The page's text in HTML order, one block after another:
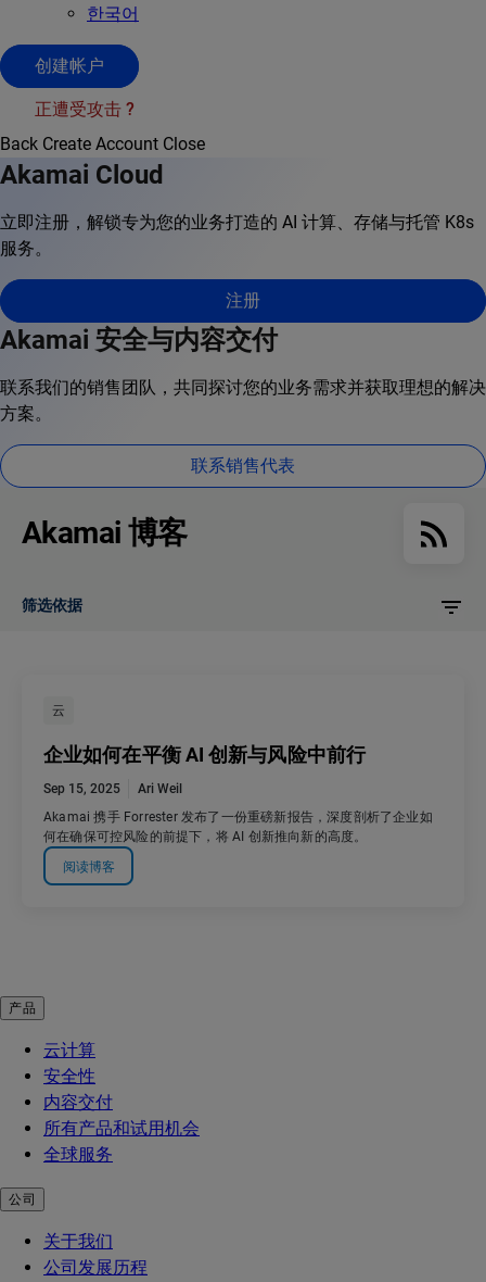
한국어
创建帐户
正遭受攻击 ?
Back Create Account Close
Akamai Cloud
立即注册，解锁专为您的业务打造的 AI 计算、存储与托管 K8s
服务。
注册
Akamai 安全与内容交付
联系我们的销售团队，共同探讨您的业务需求并获取理想的解决
方案。
联系销售代表
Akamai 博客
筛选依据
云
企业如何在平衡 AI 创新与风险中前行
Sep 15, 2025
Ari Weil
Akamai 携手 Forrester 发布了一份重磅新报告，深度剖析了企业如
何在确保可控风险的前提下，将 AI 创新推向新的高度。
阅读博客
产品
云计算
安全性
内容交付
所有产品和试用机会
全球服务
公司
关于我们
公司发展历程